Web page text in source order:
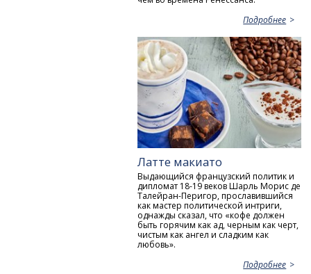
Подробнее
Латте макиато
Выдающийся французский политик и
дипломат 18-19 веков Шарль Морис де
Талейран-Перигор, прославившийся
как мастер политической интриги,
однажды сказал, что «кофе должен
быть горячим как ад, черным как черт,
чистым как ангел и сладким как
любовь».
Подробнее